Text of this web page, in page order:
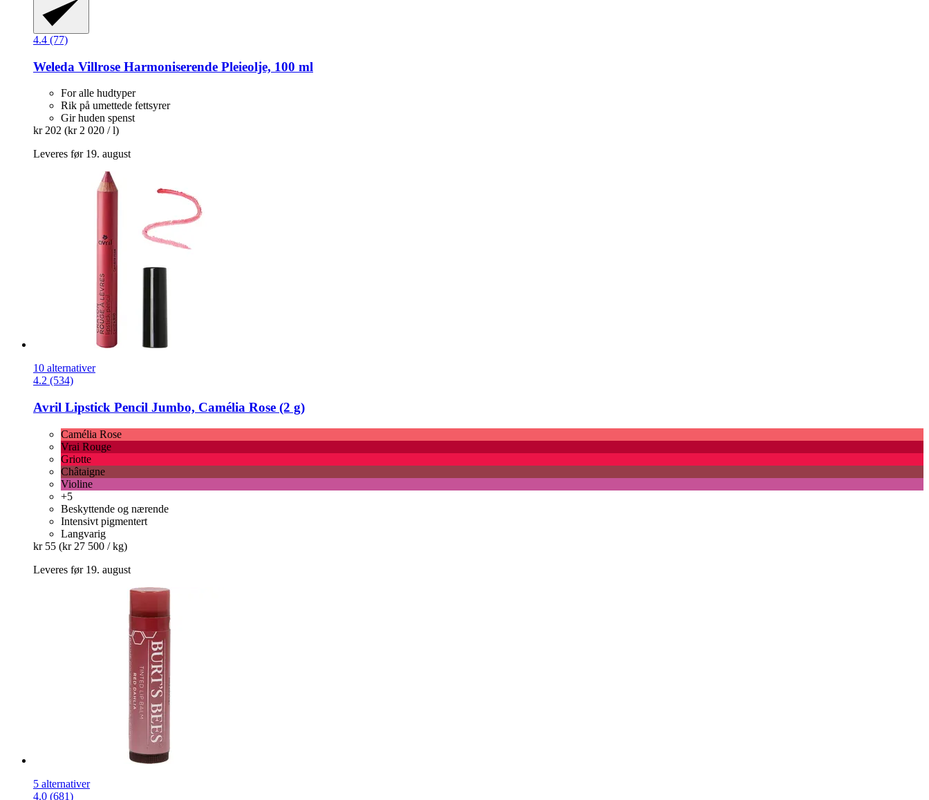
4.4 (77)
Weleda Villrose Harmoniserende Pleieolje, 100 ml
For alle hudtyper
Rik på umettede fettsyrer
Gir huden spenst
kr 202 (kr 2 020 / l)
Leveres før 19. august
10 alternativer
4.2 (534)
Avril Lipstick Pencil Jumbo, Camélia Rose (2 g)
Camélia Rose
Vrai Rouge
Griotte
Châtaigne
Violine
+5
Beskyttende og nærende
Intensivt pigmentert
Langvarig
kr 55 (kr 27 500 / kg)
Leveres før 19. august
5 alternativer
4.0 (681)